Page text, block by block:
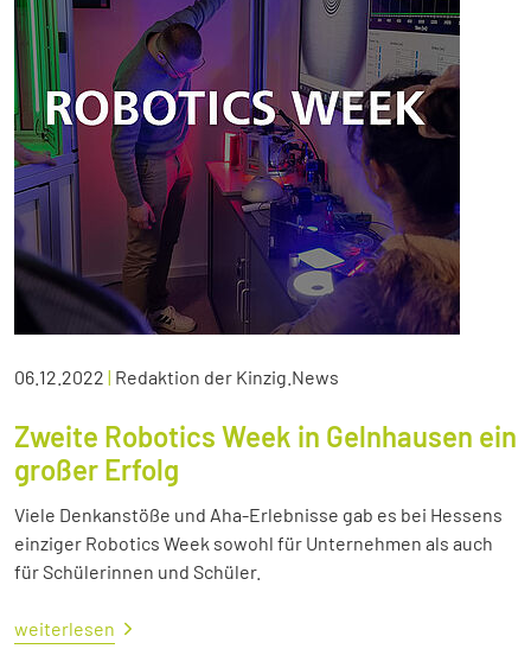
06.12.2022 | Redaktion der Kinzig.News
Zweite Robotics Week in Gelnhausen ein
großer Erfolg
Viele Denkanstöße und Aha-Erlebnisse gab es bei Hessens
einziger Robotics Week sowohl für Unternehmen als auch
für Schülerinnen und Schüler.
weiterlesen